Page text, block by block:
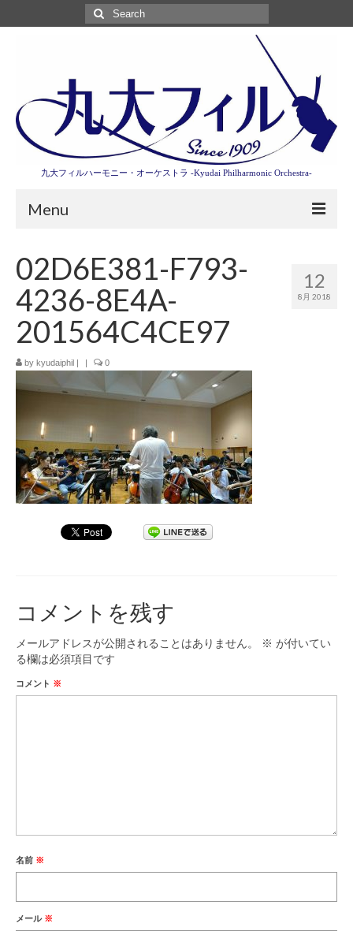
Search
for:
九大フィルハーモニー・オーケストラ -Kyudai Philharmonic Orchestra-
Menu
演奏会情報
九大フィルの歴史
演奏会の歴史
出張演奏
団員専用ページ
12
8月 2018
02D6E381-F793-
4236-8E4A-
201564C4CE97
by kyudaiphil 0
コメントを残す
メールアドレスが公開されることはありません。 ※ が付いてい
る欄は必須項目です
コメント ※
名前 ※
メール ※